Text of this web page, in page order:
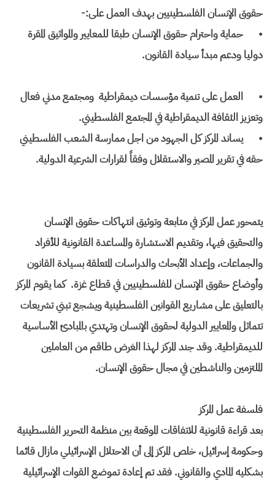
حقوق الإنسان الفلسطينيين بهدف العمل على:-
•
حماية واحترام حقوق الإنسان طبقا للمعايير والمواثيق المقرة
دوليا ودعم مبدأ سيادة القانون.
•
العمل على تنمية مؤسسات ديمقراطية ومجتمع مدني فعال
وتعزيز الثقافة الديمقراطية في المجتمع الفلسطيني.
•
يساند المركز كل الجهود من اجل ممارسة الشعب الفلسطيني
حقه في تقرير المصير والاستقلال وفقاً لقرارات الشرعية الدولية.
يتمحور عمل المركز في متابعة وتوثيق انتهاكات حقوق الإنسان
والتحقيق فيها، وتقديم الاستشارة والمساعدة القانونية للأفراد
والجماعات، وإعداد الأبحاث والدراسات المتعلقة بسيادة القانون
وأوضاع حقوق الإنسان للفلسطينيين في قطاع غزة. كما يقوم المركز
بالتعليق على مشاريع القوانين الفلسطينية ويشجع تبني تشريعات
تتماثل والمعايير الدولية لحقوق الإنسان وتهتدي بالمبادئ الأساسية
للديمقراطية. وقد جند المركز لهذا الغرض طاقم من العاملين
الملتزمين والناشطين في مجال حقوق الإنسان.
فلسفة عمل المركز
بعد قراءة قانونية للاتفاقات الموقعة بين منظمة التحرير الفلسطينية
وحكومة إسرائيل، خلص المركز إلى أن الاحتلال الإسرائيلي مازال قائما
بشكليه المادي والقانوني. فقد تم إعادة تموضع القوات الإسرائيلية